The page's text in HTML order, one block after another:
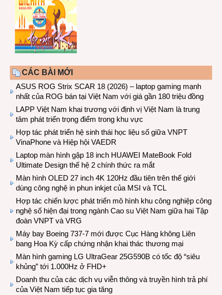
CÁC BÀI MỚI
ASUS ROG Strix SCAR 18 (2026) – laptop gaming mạnh
nhất của ROG bán tại Việt Nam với giá gần 180 triệu đồng
LAPP Việt Nam khai trương với định vị Việt Nam là trung
tâm phát triển trọng điểm trong khu vực
Hợp tác phát triển hệ sinh thái học liệu số giữa VNPT
VinaPhone và Hiệp hội VAEDR
Laptop màn hình gập 18 inch HUAWEI MateBook Fold
Ultimate Design thế hệ 2 chính thức ra mắt
Màn hình OLED 27 inch 4K 120Hz đầu tiên trên thế giới
dùng công nghệ in phun inkjet của MSI và TCL
Hợp tác chiến lược phát triển mô hình khu công nghiệp công
nghệ số hiện đại trong ngành Cao su Việt Nam giữa hai Tập
đoàn VNPT và VRG
Máy bay Boeing 737-7 mới được Cục Hàng không Liên
bang Hoa Kỳ cấp chứng nhận khai thác thương mại
Màn hình gaming LG UltraGear 25G590B có tốc độ “siêu
khủng” tới 1.000Hz ở FHD+
Doanh thu của các dịch vụ viễn thông và truyền hình trả phí
của Việt Nam tiếp tục gia tăng